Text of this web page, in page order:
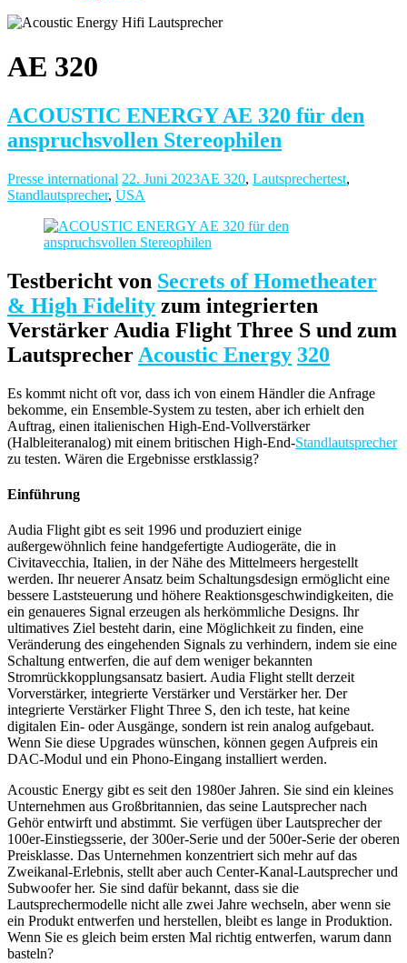
AE 320
ACOUSTIC ENERGY AE 320 für den
anspruchsvollen Stereophilen
Presse international 22. Juni 2023AE 320, Lautsprechertest,
Standlautsprecher, USA
Testbericht von Secrets of Hometheater
& High Fidelity zum integrierten
Verstärker Audia Flight Three S und zum
Lautsprecher Acoustic Energy 320
Es kommt nicht oft vor, dass ich von einem Händler die Anfrage
bekomme, ein Ensemble-System zu testen, aber ich erhielt den
Auftrag, einen italienischen High-End-Vollverstärker
(Halbleiteranalog) mit einem britischen High-End-Standlautsprecher
zu testen. Wären die Ergebnisse erstklassig?
Einführung
Audia Flight gibt es seit 1996 und produziert einige
außergewöhnlich feine handgefertigte Audiogeräte, die in
Civitavecchia, Italien, in der Nähe des Mittelmeers hergestellt
werden. Ihr neuerer Ansatz beim Schaltungsdesign ermöglicht eine
bessere Laststeuerung und höhere Reaktionsgeschwindigkeiten, die
ein genaueres Signal erzeugen als herkömmliche Designs. Ihr
ultimatives Ziel besteht darin, eine Möglichkeit zu finden, eine
Veränderung des eingehenden Signals zu verhindern, indem sie eine
Schaltung entwerfen, die auf dem weniger bekannten
Stromrückkopplungsansatz basiert. Audia Flight stellt derzeit
Vorverstärker, integrierte Verstärker und Verstärker her. Der
integrierte Verstärker Flight Three S, den ich teste, hat keine
digitalen Ein- oder Ausgänge, sondern ist rein analog aufgebaut.
Wenn Sie diese Upgrades wünschen, können gegen Aufpreis ein
DAC-Modul und ein Phono-Eingang installiert werden.
Acoustic Energy gibt es seit den 1980er Jahren. Sie sind ein kleines
Unternehmen aus Großbritannien, das seine Lautsprecher nach
Gehör entwirft und abstimmt. Sie verfügen über Lautsprecher der
100er-Einstiegsserie, der 300er-Serie und der 500er-Serie der oberen
Preisklasse. Das Unternehmen konzentriert sich mehr auf das
Zweikanal-Erlebnis, stellt aber auch Center-Kanal-Lautsprecher und
Subwoofer her. Sie sind dafür bekannt, dass sie die
Lautsprechermodelle nicht alle zwei Jahre wechseln, aber wenn sie
ein Produkt entwerfen und herstellen, bleibt es lange in Produktion.
Wenn Sie es gleich beim ersten Mal richtig entwerfen, warum dann
basteln?